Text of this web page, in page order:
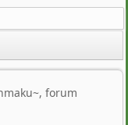
forum